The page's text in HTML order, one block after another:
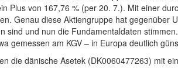
Plus von 167,76 % (per 20. 7.). Mit einer
Genau diese Aktiengruppe hat gegenüber
sind und nun die Fundamentaldaten stimmen.
gemessen am KGV – in Europa deutlich
die dänische Asetek (DK0060477263) mit